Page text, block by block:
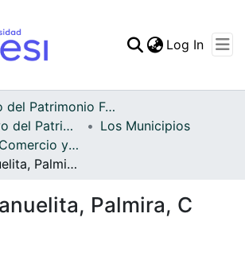
Statistics
Log In
Archivo del Patrimonio Fotográfico y Fílmico del Valle del Cauca
Fondo Archivo del Patrimonio Fotográfico y Fílmico del Valle del Cauca
Los Municipios
APFFVC - El Comercio y las Haciendas - Patrimonial
Ingenio Manuelita, Palmira, C
Palmira, C